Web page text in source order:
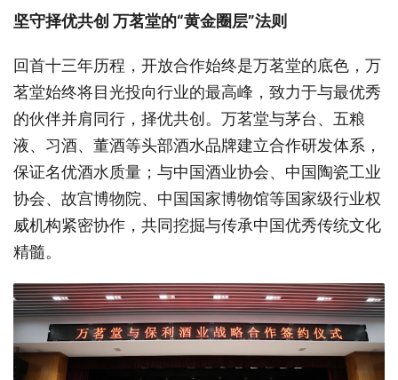
坚守择优共创 万茗堂的“黄金圈层”法则
回首十三年历程，开放合作始终是万茗堂的底色，万
茗堂始终将目光投向行业的最高峰，致力于与最优秀
的伙伴并肩同行，择优共创。万茗堂与茅台、五粮
液、习酒、董酒等头部酒水品牌建立合作研发体系，
保证名优酒水质量；与中国酒业协会、中国陶瓷工业
协会、故宫博物院、中国国家博物馆等国家级行业权
威机构紧密协作，共同挖掘与传承中国优秀传统文化
精髓。